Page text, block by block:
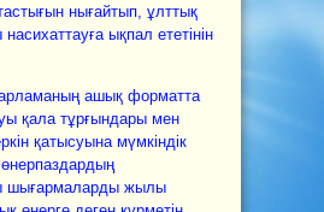
нығайтып, ұлттық
ықпал ететінін
ашық форматта
қала тұрғындары мен
қатысуына мүмкіндік
өнерпаздардың
шығармаларды жылы